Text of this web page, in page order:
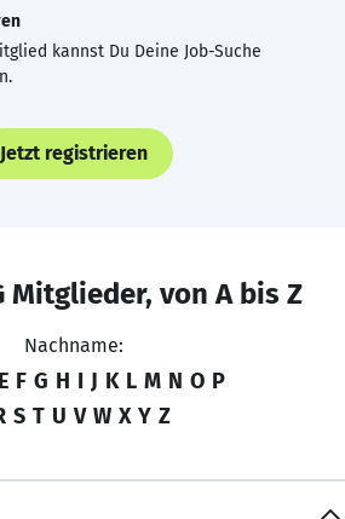
kannst Du Deine Job-Suche
Jetzt registrieren
Mitglieder, von A bis Z
Nachname:
E F G H I J K L M N O P
S T U V W X Y Z